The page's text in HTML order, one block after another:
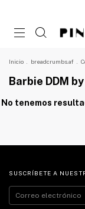
Inicio . breadcrumbs.af .
Barbie DDM by
No tenemos
SUSCRÍBETE A